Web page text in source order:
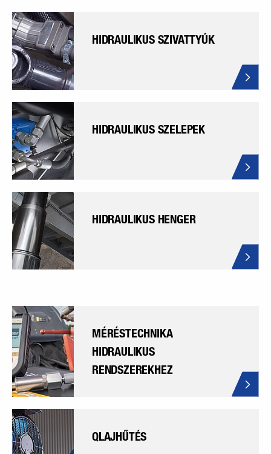
HIDRAULIKUS SZIVATTYÚK
HIDRAULIKUS SZELEPEK
HIDRAULIKUS HENGER
MÉRÉSTECHNIKA
HIDRAULIKUS
RENDSZEREKHEZ
QLAJHŰTÉS